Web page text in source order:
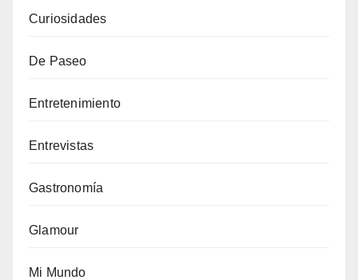
Curiosidades
De Paseo
Entretenimiento
Entrevistas
Gastronomía
Glamour
Mi Mundo